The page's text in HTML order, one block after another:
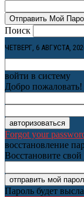
Поиск
ЧЕТВЕРГ, 6 АВГУСТА,
войти в систему
Добро
Forgot your
восстановление
Восстановите свой
Пароль будет